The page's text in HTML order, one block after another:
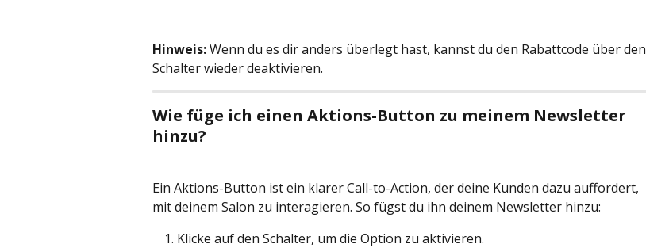
Hinweis: Wenn du es dir anders überlegt hast, kannst du den Rabattcode über den
Schalter wieder deaktivieren.
Wie füge ich einen Aktions-Button zu meinem Newsletter
hinzu?
Ein Aktions-Button ist ein klarer Call-to-Action, der deine Kunden dazu auffordert,
mit deinem Salon zu interagieren. So fügst du ihn deinem Newsletter hinzu:
Klicke auf den Schalter, um die Option zu aktivieren.